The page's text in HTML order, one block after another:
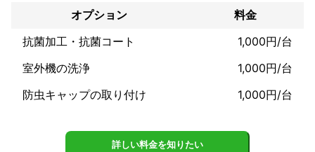
オプション
料金
抗菌加工・抗菌コート
1,000円/台
室外機の洗浄
1,000円/台
防虫キャップの取り付け
1,000円/台
詳しい料金を知りたい